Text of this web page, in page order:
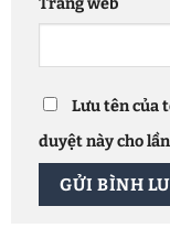
Trang web
Lưu tên của
duyệt này cho